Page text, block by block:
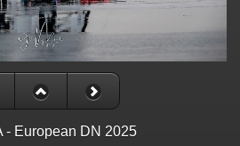
- European DN 2025